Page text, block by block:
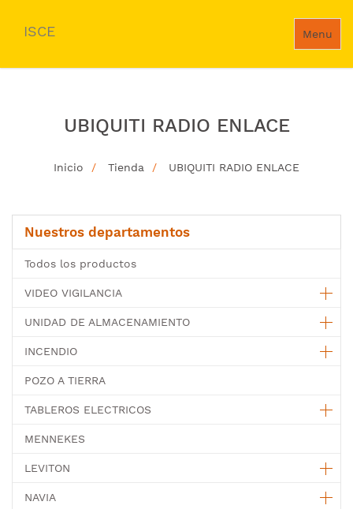
Menu
ISCE
UBIQUITI RADIO ENLACE
Inicio Tienda UBIQUITI RADIO ENLACE
Nuestros departamentos
Todos los productos
VIDEO VIGILANCIA
UNIDAD DE ALMACENAMIENTO
INCENDIO
POZO A TIERRA
TABLEROS ELECTRICOS
MENNEKES
LEVITON
NAVIA